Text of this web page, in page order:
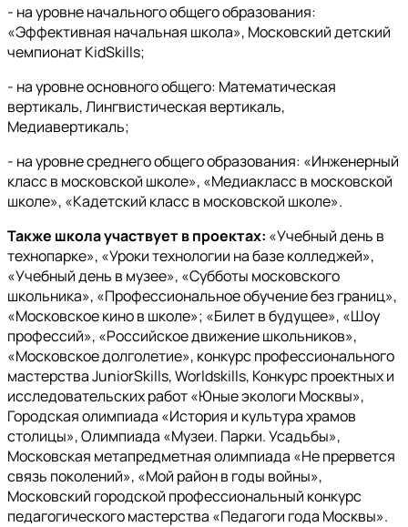
- на уровне начального общего образования:
«Эффективная начальная школа», Московский детский
чемпионат KidSkills;
- на уровне основного общего: Математическая
вертикаль, Лингвистическая вертикаль,
Медиавертикаль;
- на уровне среднего общего образования: «Инженерный
класс в московской школе», «Медиакласс в московской
школе», «Кадетский класс в московской школе».
Также школа участвует в проектах: «Учебный день в
технопарке», «Уроки технологии на базе колледжей»,
«Учебный день в музее», «Субботы московского
школьника», «Профессиональное обучение без границ»,
«Московское кино в школе»; «Билет в будущее», «Шоу
профессий», «Российское движение школьников»,
«Московское долголетие», конкурс профессионального
мастерства JuniorSkills, Worldskills, Конкурс проектных и
исследовательских работ «Юные экологи Москвы»,
Городская олимпиада «История и культура храмов
столицы», Олимпиада «Музеи. Парки. Усадьбы»,
Московская метапредметная олимпиада «Не прервется
связь поколений», «Мой район в годы войны»,
Московский городской профессиональный конкурс
педагогического мастерства «Педагоги года Москвы».